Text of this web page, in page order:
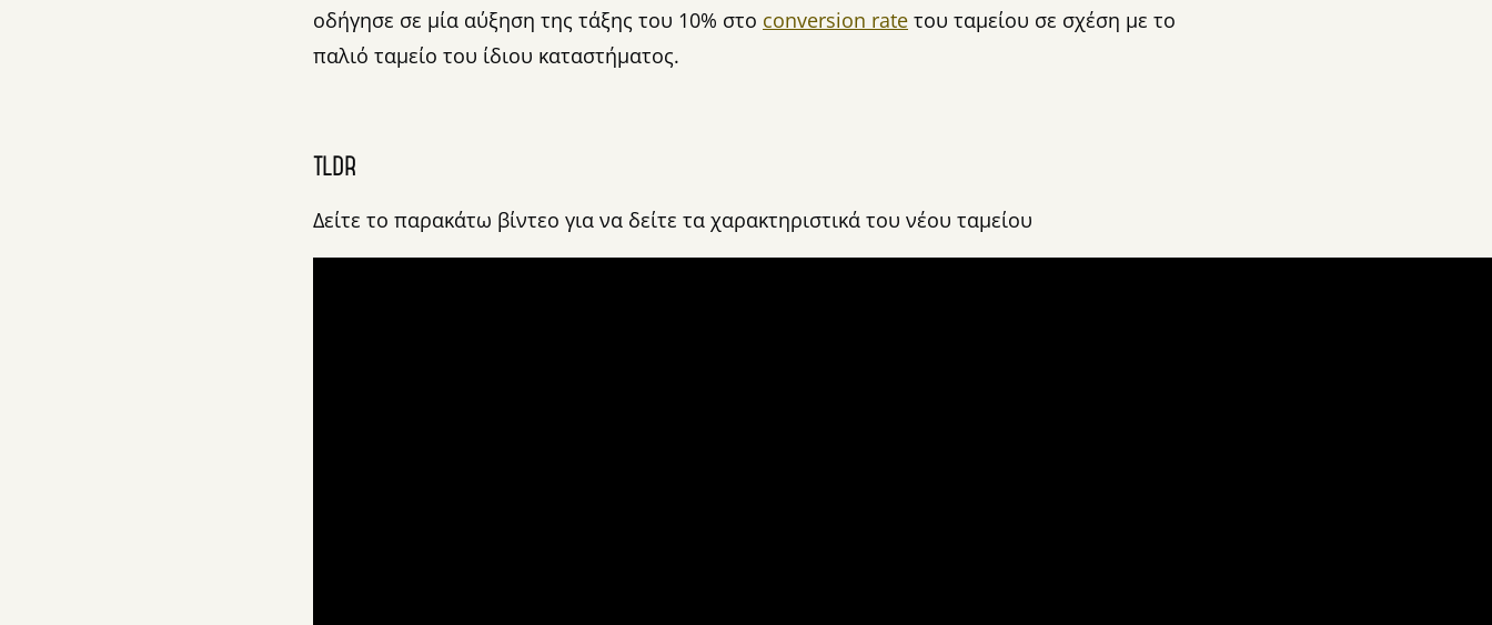
οδήγησε σε μία αύξηση της τάξης του 10% στο conversion rate του ταμείου σε σχέση με το
παλιό ταμείο του ίδιου καταστήματος.
TLDR
Δείτε το παρακάτω βίντεο για να δείτε τα χαρακτηριστικά του νέου ταμείου